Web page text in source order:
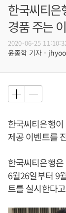
한국씨티은
경품 주는
2020-06-25
윤종학 기자 -
한국씨티은행
제공 이벤트를
한국씨티은행
6월26일부터 9
트를 실시한다